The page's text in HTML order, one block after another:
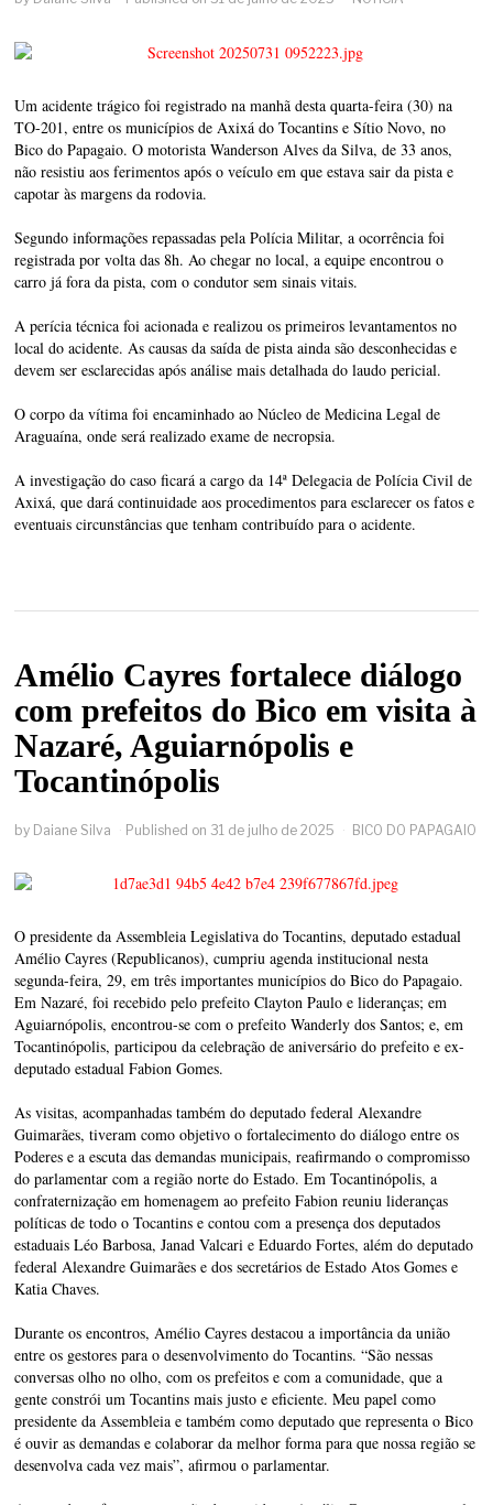
Um acidente trágico foi registrado na manhã desta quarta-feira (30) na
TO-201, entre os municípios de Axixá do Tocantins e Sítio Novo, no
Bico do Papagaio. O motorista Wanderson Alves da Silva, de 33 anos,
não resistiu aos ferimentos após o veículo em que estava sair da pista e
capotar às margens da rodovia.
Segundo informações repassadas pela Polícia Militar, a ocorrência foi
registrada por volta das 8h. Ao chegar no local, a equipe encontrou o
carro já fora da pista, com o condutor sem sinais vitais.
A perícia técnica foi acionada e realizou os primeiros levantamentos no
local do acidente. As causas da saída de pista ainda são desconhecidas e
devem ser esclarecidas após análise mais detalhada do laudo pericial.
O corpo da vítima foi encaminhado ao Núcleo de Medicina Legal de
Araguaína, onde será realizado exame de necropsia.
A investigação do caso ficará a cargo da 14ª Delegacia de Polícia Civil de
Axixá, que dará continuidade aos procedimentos para esclarecer os fatos e
eventuais circunstâncias que tenham contribuído para o acidente.
Amélio Cayres fortalece diálogo
com prefeitos do Bico em visita à
Nazaré, Aguiarnópolis e
Tocantinópolis
by Daiane Silva Published on 31 de julho de 2025 BICO DO PAPAGAIO
O presidente da Assembleia Legislativa do Tocantins, deputado estadual
Amélio Cayres (Republicanos), cumpriu agenda institucional nesta
segunda-feira, 29, em três importantes municípios do Bico do Papagaio.
Em Nazaré, foi recebido pelo prefeito Clayton Paulo e lideranças; em
Aguiarnópolis, encontrou-se com o prefeito Wanderly dos Santos; e, em
Tocantinópolis, participou da celebração de aniversário do prefeito e ex-
deputado estadual Fabion Gomes.
As visitas, acompanhadas também do deputado federal Alexandre
Guimarães, tiveram como objetivo o fortalecimento do diálogo entre os
Poderes e a escuta das demandas municipais, reafirmando o compromisso
do parlamentar com a região norte do Estado. Em Tocantinópolis, a
confraternização em homenagem ao prefeito Fabion reuniu lideranças
políticas de todo o Tocantins e contou com a presença dos deputados
estaduais Léo Barbosa, Janad Valcari e Eduardo Fortes, além do deputado
federal Alexandre Guimarães e dos secretários de Estado Atos Gomes e
Katia Chaves.
Durante os encontros, Amélio Cayres destacou a importância da união
entre os gestores para o desenvolvimento do Tocantins. “São nessas
conversas olho no olho, com os prefeitos e com a comunidade, que a
gente constrói um Tocantins mais justo e eficiente. Meu papel como
presidente da Assembleia e também como deputado que representa o Bico
é ouvir as demandas e colaborar da melhor forma para que nossa região se
desenvolva cada vez mais”, afirmou o parlamentar.